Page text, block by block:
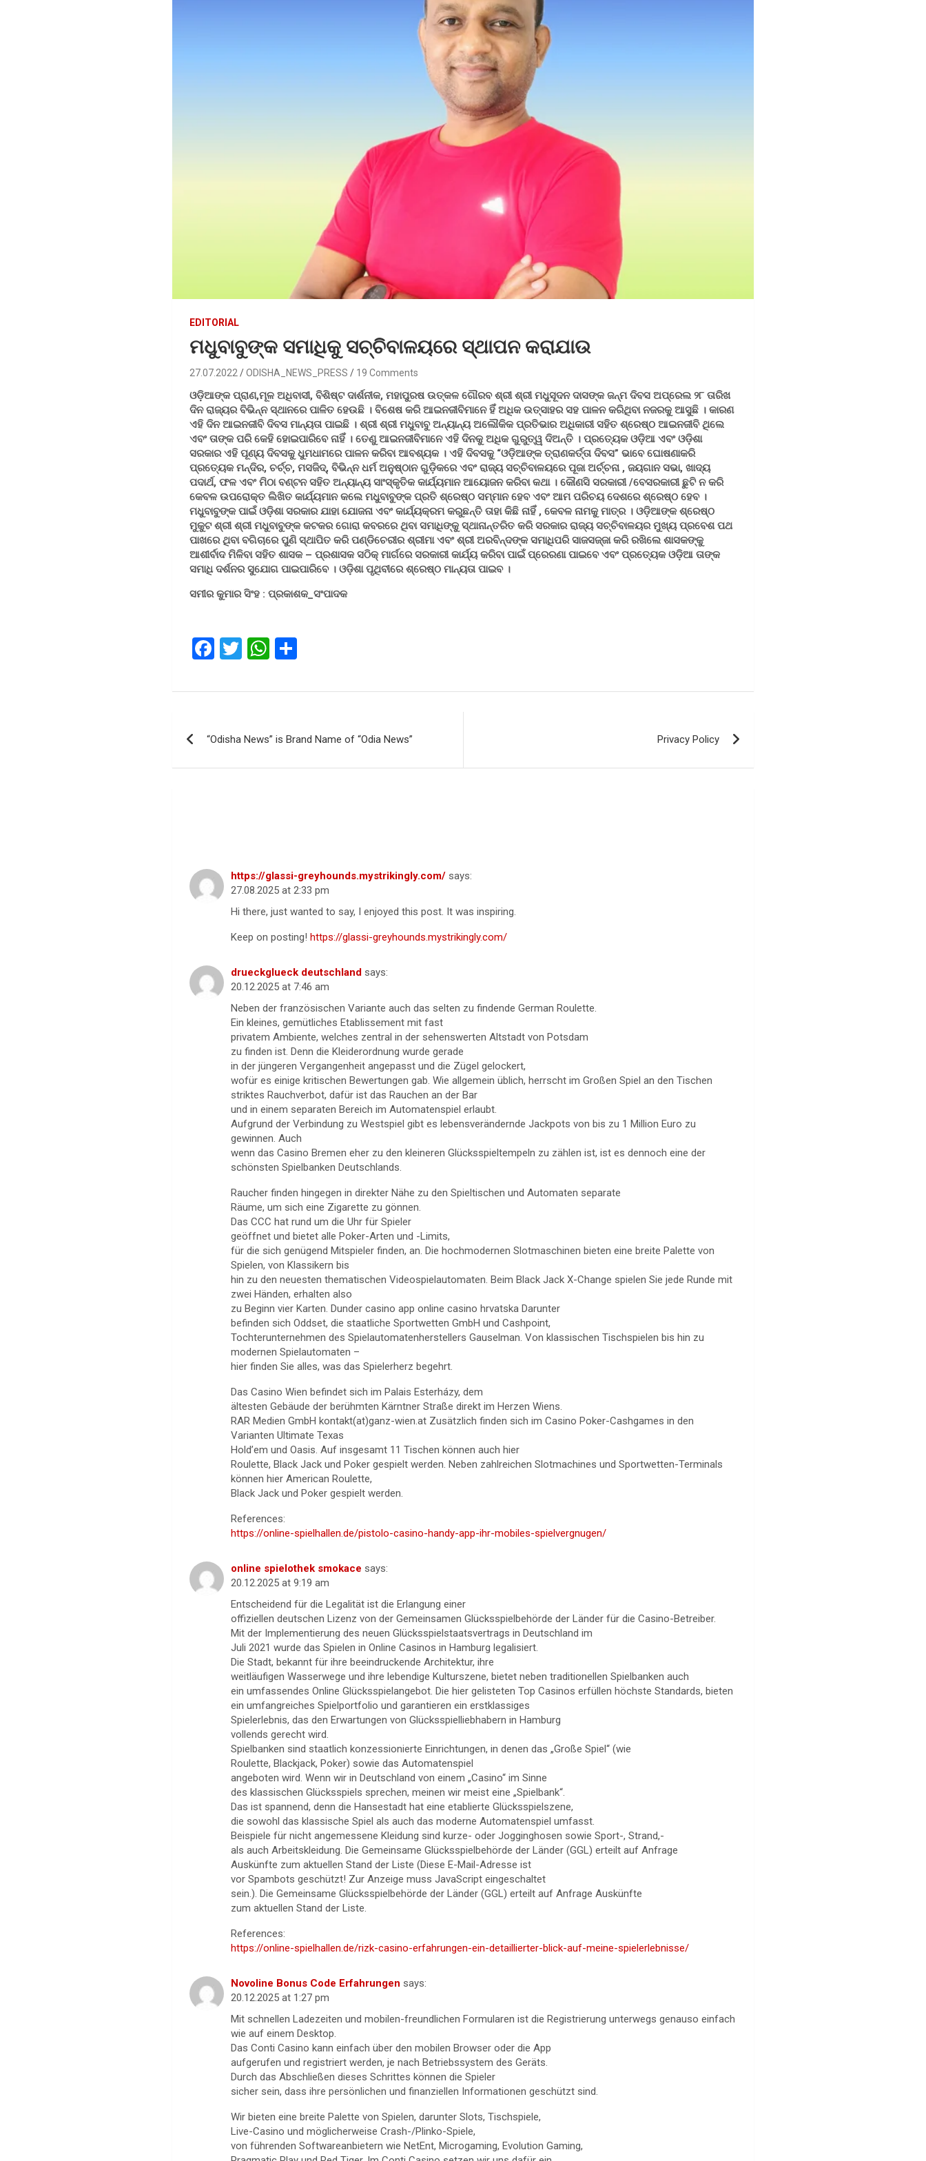
EDITORIAL
ମଧୁବାବୁଙ୍କ ସମାଧିକୁ ସଚ୍ଚିବାଳୟରେ ସ୍ଥାପନ କରାଯାଉ
27.07.2022 ODISHA_NEWS_PRESS 19 Comments
ଓଡ଼ିଆଙ୍କ ପ୍ରାଣ,ମୂଳ ଅଧିବାସୀ, ବିଶିଷ୍ଟ ଦାର୍ଶନୀକ, ମହାପୁରଷ ଉତ୍କଳ ଗୌରବ ଶ୍ରୀ ଶ୍ରୀ ମଧୁସୂଦନ ଦାସଙ୍କ ଜନ୍ମ ଦିବସ ଅପ୍ରେଲ ୨୮ ତାରିଖ
ଦିନ ରାଜ୍ୟର ବିଭିନ୍ନ ସ୍ଥାନରେ ପାଳିତ ହେଉଛି । ବିଶେଷ କରି ଆଇନଜୀବିମାନେ ହିଁ ଅଧିକ ଉତ୍ସାହର ସହ ପାଳନ କରିଥିବା ନଜରକୁ ଆସୁଛି । କାରଣ
ଏହି ଦିନ ଆଇନଜୀବି ଦିବସ ମାନ୍ୟତା ପାଇଛି । ଶ୍ରୀ ଶ୍ରୀ ମଧୁବାବୁ ଅନ୍ୟାନ୍ୟ ଅଲୌକିକ ପ୍ରତିଭାର ଅଧିକାରୀ ସହିତ ଶ୍ରେଷ୍ଠ ଆଇନଜୀବି ଥିଲେ
ଏବଂ ତାଙ୍କ ପରି କେହି ହୋଇପାରିବେ ନାହିଁ । ତେଣୁ ଆଇନଜୀବିମାନେ ଏହି ଦିନକୁ ଅଧିକ ଗୁରୁତ୍ୱ ଦିଅନ୍ତି । ପ୍ରତ୍ୟେକ ଓଡ଼ିଆ ଏବଂ ଓଡ଼ିଶା
ସରକାର ଏହି ପୂଣ୍ୟ ଦିବସକୁ ଧୁମଧାମରେ ପାଳନ କରିବା ଆବଶ୍ୟକ । ଏହି ଦିବସକୁ “ଓଡ଼ିଆଙ୍କ ତ୍ରାଣକର୍ତ୍ତା ଦିବସ” ଭାବେ ଘୋଷଣାକରି
ପ୍ରତ୍ୟେକ ମନ୍ଦିର, ଚର୍ଚ୍ଚ, ମସଜିଦ୍‌, ବିଭିନ୍ନ ଧର୍ମ ଅନୁଷ୍ଠାନ ଗୁଡ଼ିକରେ ଏବଂ ରାଜ୍ୟ ସଚ୍ଚିବାଳୟରେ ପୂଜା ଅର୍ଚ୍ଚନା , ଜୟଗାନ ସଭା, ଖାଦ୍ୟ
ପଦାର୍ଥ, ଫଳ ଏବଂ ମିଠା ବଣ୍ଟନ ସହିତ ଅନ୍ୟାନ୍ୟ ସାଂସ୍କୃତିକ କାର୍ଯ୍ୟମାନ ଆୟୋଜନ କରିବା କଥା । କୌଣସି ସରକାରୀ /ବେସରକାରୀ ଛୁଟି ନ କରି
କେବଳ ଉପରୋକ୍ତ ଲିଖିତ କାର୍ଯ୍ୟମାନ କଲେ ମଧୁବାବୁଙ୍କ ପ୍ରତି ଶ୍ରେଷ୍ଠ ସମ୍ମାନ ହେବ ଏବଂ ଆମ ପରିଚୟ ଦେଶରେ ଶ୍ରେଷ୍ଠ ହେବ ।
ମଧୁବାବୁଙ୍କ ପାଇଁ ଓଡ଼ିଶା ସରକାର ଯାହା ଯୋଜନା ଏବଂ କାର୍ଯ୍ୟକ୍ରମ କରୁଛନ୍ତି ତାହା କିଛି ନାହିଁ , କେବଳ ନାମକୁ ମାତ୍ର । ଓଡ଼ିଆଙ୍କ ଶ୍ରେଷ୍ଠ
ମୁକୁଟ ଶ୍ରୀ ଶ୍ରୀ ମଧୁବାବୁଙ୍କ କଟକର ଗୋରା କବରରେ ଥିବା ସମାଧିଙ୍କୁ ସ୍ଥାନାନ୍ତରିତ କରି ସରକାର ରାଜ୍ୟ ସଚ୍ଚିବାଳୟର ମୁଖ୍ୟ ପ୍ରବେଶ ପଥ
ପାଖରେ ଥିବା ବଗିଚାରେ ପୁଣି ସ୍ଥାପିତ କରି ପଣ୍ଡିଚେରୀର ଶ୍ରୀମା ଏବଂ ଶ୍ରୀ ଅରବିନ୍ଦଙ୍କ ସମାଧିପରି ସାଜସଜ୍ଜା କରି ରଖିଲେ ଶାସକଙ୍କୁ
ଆଶୀର୍ବାଦ ମିଳିବା ସହିତ ଶାସକ – ପ୍ରଶାସକ ସଠିକ୍ ମାର୍ଗରେ ସରକାରୀ କାର୍ଯ୍ୟ କରିବା ପାଇଁ ପ୍ରେରଣା ପାଇବେ ଏବଂ ପ୍ରତ୍ୟେକ ଓଡ଼ିଆ ତାଙ୍କ
ସମାଧି ଦର୍ଶନର ସୁଯୋଗ ପାଇପାରିବେ । ଓଡ଼ିଶା ପୃଥିବୀରେ ଶ୍ରେଷ୍ଠ ମାନ୍ୟତା ପାଇବ ।
ସମୀର କୁମାର ସିଂହ : ପ୍ରକାଶକ_ସଂପାଦକ
F
ce
o
T
tt
W
at
A
ar
navigation
“Odisha News” is Brand Name of “Odia News” Privacy Policy
https://glassi-greyhounds.mystrikingly.com/ says:
27.08.2025 at 2:33 pm
Hi there, just wanted to say, I enjoyed this post. It was inspiring.
Keep on posting!https://glassi-greyhounds.mystrikingly.com/
drueckglueck deutschland says:
20.12.2025 at 7:46 am
Neben der französischen Variante auch das selten zu findende German Roulette.
Ein kleines, gemütliches Etablissement mit fast
privatem Ambiente, welches zentral in der sehenswerten Altstadt von Potsdam
zu finden ist. Denn die Kleiderordnung wurde gerade
in der jüngeren Vergangenheit angepasst und die Zügel gelockert,
wofür es einige kritischen Bewertungen gab. Wie allgemein üblich, herrscht im Großen Spiel an den Tischen
striktes Rauchverbot, dafür ist das Rauchen an der Bar
und in einem separaten Bereich im Automatenspiel erlaubt.
Aufgrund der Verbindung zu Westspiel gibt es lebensverändernde Jackpots von bis zu 1 Million Euro zu
gewinnen. Auch
wenn das Casino Bremen eher zu den kleineren Glücksspieltempeln zu zählen ist, ist es dennoch eine der
schönsten Spielbanken Deutschlands.
Raucher finden hingegen in direkter Nähe zu den Spieltischen und Automaten separate
Räume, um sich eine Zigarette zu gönnen.
Das CCC hat rund um die Uhr für Spieler
geöffnet und bietet alle Poker-Arten und -Limits,
für die sich genügend Mitspieler finden, an. Die hochmodernen Slotmaschinen bieten eine breite Palette von
Spielen, von Klassikern bis
hin zu den neuesten thematischen Videospielautomaten. Beim Black Jack X-Change spielen Sie jede Runde mit
zwei Händen, erhalten also
zu Beginn vier Karten. Dunder casino app online casino hrvatska Darunter
befinden sich Oddset, die staatliche Sportwetten GmbH und Cashpoint,
Tochterunternehmen des Spielautomatenherstellers Gauselman. Von klassischen Tischspielen bis hin zu
modernen Spielautomaten –
hier finden Sie alles, was das Spielerherz begehrt.
Das Casino Wien befindet sich im Palais Esterházy, dem
ältesten Gebäude der berühmten Kärntner Straße direkt im Herzen Wiens.
RAR Medien GmbH kontakt(at)ganz-wien.at Zusätzlich finden sich im Casino Poker-Cashgames in den
Varianten Ultimate Texas
Hold’em und Oasis. Auf insgesamt 11 Tischen können auch hier
Roulette, Black Jack und Poker gespielt werden. Neben zahlreichen Slotmachines und Sportwetten-Terminals
können hier American Roulette,
Black Jack und Poker gespielt werden.
References:
https://online-spielhallen.de/pistolo-casino-handy-app-ihr-mobiles-spielvergnugen/
online spielothek smokace says:
20.12.2025 at 9:19 am
Entscheidend für die Legalität ist die Erlangung einer
offiziellen deutschen Lizenz von der Gemeinsamen Glücksspielbehörde der Länder für die Casino-Betreiber.
Mit der Implementierung des neuen Glücksspielstaatsvertrags in Deutschland im
Juli 2021 wurde das Spielen in Online Casinos in Hamburg legalisiert.
Die Stadt, bekannt für ihre beeindruckende Architektur, ihre
weitläufigen Wasserwege und ihre lebendige Kulturszene, bietet neben traditionellen Spielbanken auch
ein umfassendes Online Glücksspielangebot. Die hier gelisteten Top Casinos erfüllen höchste Standards, bieten
ein umfangreiches Spielportfolio und garantieren ein erstklassiges
Spielerlebnis, das den Erwartungen von Glücksspielliebhabern in Hamburg
vollends gerecht wird.
Spielbanken sind staatlich konzessionierte Einrichtungen, in denen das „Große Spiel“ (wie
Roulette, Blackjack, Poker) sowie das Automatenspiel
angeboten wird. Wenn wir in Deutschland von einem „Casino“ im Sinne
des klassischen Glücksspiels sprechen, meinen wir meist eine „Spielbank“.
Das ist spannend, denn die Hansestadt hat eine etablierte Glücksspielszene,
die sowohl das klassische Spiel als auch das moderne Automatenspiel umfasst.
Beispiele für nicht angemessene Kleidung sind kurze- oder Jogginghosen sowie Sport-, Strand,-
als auch Arbeitskleidung. Die Gemeinsame Glücksspielbehörde der Länder (GGL) erteilt auf Anfrage
Auskünfte zum aktuellen Stand der Liste (Diese E-Mail-Adresse ist
vor Spambots geschützt! Zur Anzeige muss JavaScript eingeschaltet
sein.). Die Gemeinsame Glücksspielbehörde der Länder (GGL) erteilt auf Anfrage Auskünfte
zum aktuellen Stand der Liste.
References:
https://online-spielhallen.de/rizk-casino-erfahrungen-ein-detaillierter-blick-auf-meine-spielerlebnisse/
Novoline Bonus Code Erfahrungen says:
20.12.2025 at 1:27 pm
Mit schnellen Ladezeiten und mobilen-freundlichen Formularen ist die Registrierung unterwegs genauso einfach
wie auf einem Desktop.
Das Conti Casino kann einfach über den mobilen Browser oder die App
aufgerufen und registriert werden, je nach Betriebssystem des Geräts.
Durch das Abschließen dieses Schrittes können die Spieler
sicher sein, dass ihre persönlichen und finanziellen Informationen geschützt sind.
Wir bieten eine breite Palette von Spielen, darunter Slots, Tischspiele,
Live-Casino und möglicherweise Crash-/Plinko-Spiele,
von führenden Softwareanbietern wie NetEnt, Microgaming, Evolution Gaming,